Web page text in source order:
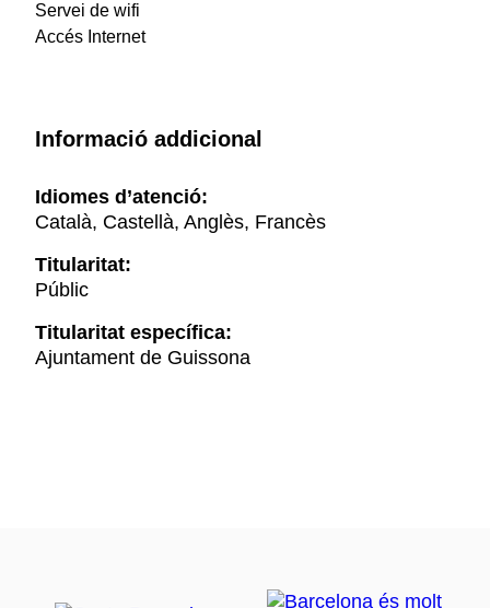
Servei de wifi
Accés Internet
Informació addicional
Idiomes d’atenció:
Català, Castellà, Anglès, Francès
Titularitat:
Públic
Titularitat específica:
Ajuntament de Guissona